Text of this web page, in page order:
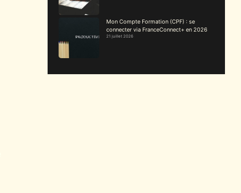
Mon Compte Formation (CPF) : se
connecter via FranceConnect+ en 2026
21 juillet 2026